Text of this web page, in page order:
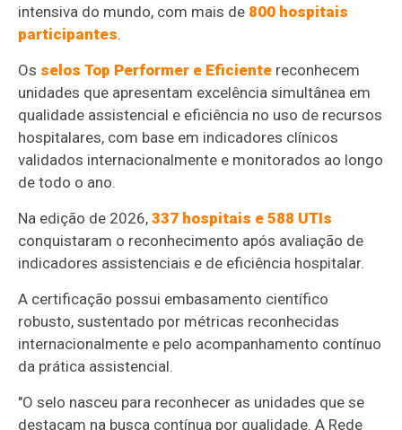
intensiva do mundo, com mais de 800 hospitais
participantes.
Os selos Top Performer e Eficiente reconhecem
unidades que apresentam excelência simultânea em
qualidade assistencial e eficiência no uso de recursos
hospitalares, com base em indicadores clínicos
validados internacionalmente e monitorados ao longo
de todo o ano.
Na edição de 2026,337 hospitais e 588 UTIs
conquistaram o reconhecimento após avaliação de
indicadores assistenciais e de eficiência hospitalar.
A certificação possui embasamento científico
robusto, sustentado por métricas reconhecidas
internacionalmente e pelo acompanhamento contínuo
da prática assistencial.
"O selo nasceu para reconhecer as unidades que se
destacam na busca contínua por qualidade. A Rede